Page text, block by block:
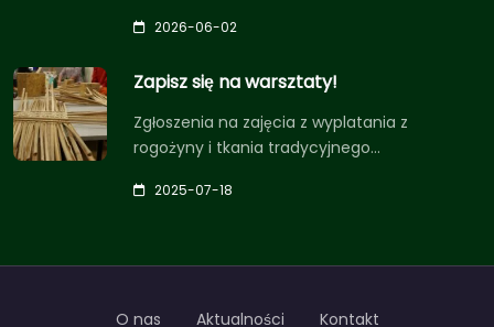
2026-06-02
Zapisz się na warsztaty!
Zgłoszenia na zajęcia z wyplatania z
rogożyny i tkania tradycyjnego…
2025-07-18
O nas Aktualności Kontakt